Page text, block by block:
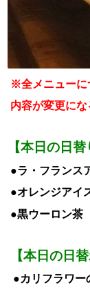
※全メニューに
内容が変更にな
【本日の日
●ラ・フランス
●オレンジアイ
●黒ウーロン茶
【本日の日
●カリフラワー